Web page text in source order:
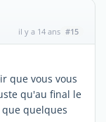
il y a 14 ans #15
que vous vous
qu'au final le
quelques